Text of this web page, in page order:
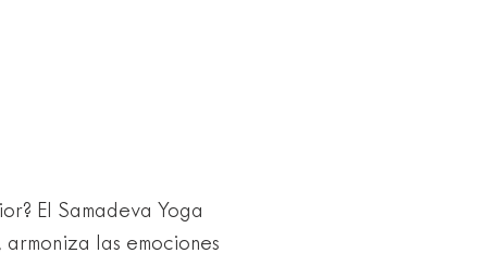
El Samadeva Yoga
las emociones